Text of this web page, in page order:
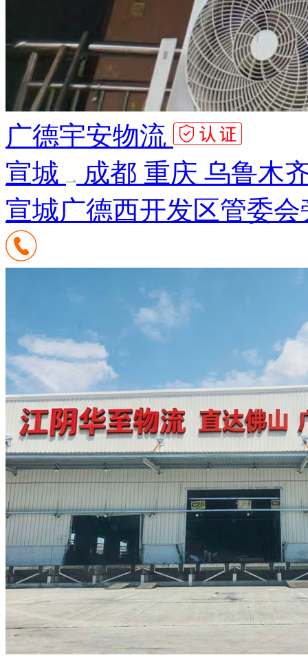
广德宇安物流
宣城
成都 重庆 乌鲁木
宣城广德西开发区管委会